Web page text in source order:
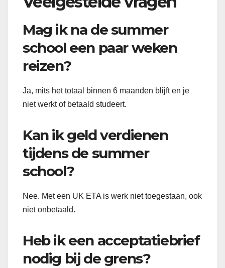
Mag ik na de summer
school een paar weken
reizen?
Ja, mits het totaal binnen 6 maanden blijft en je
niet werkt of betaald studeert.
Kan ik geld verdienen
tijdens de summer
school?
Nee. Met een UK ETA is werk niet toegestaan, ook
niet onbetaald.
Heb ik een acceptatiebrief
nodig bij de grens?